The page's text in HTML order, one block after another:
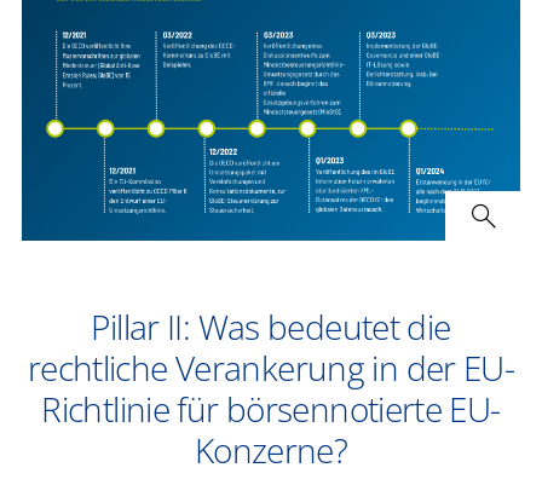
Pillar II: Was bedeutet die
rechtliche Verankerung in der EU-
Richtlinie für börsennotierte EU-
Konzerne?